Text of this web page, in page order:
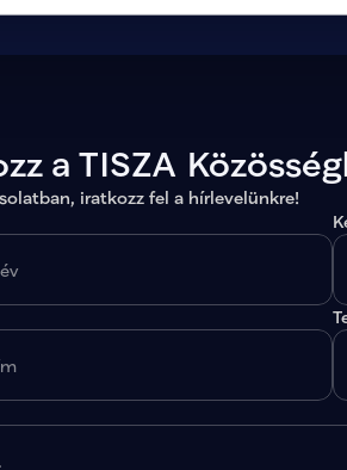
a TISZA
iratkozz fel a hírlevelünkre!